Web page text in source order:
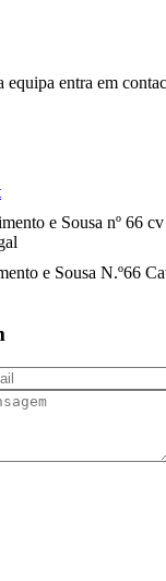
entra em
e Sousa nº 66 cv
e Sousa N.º66